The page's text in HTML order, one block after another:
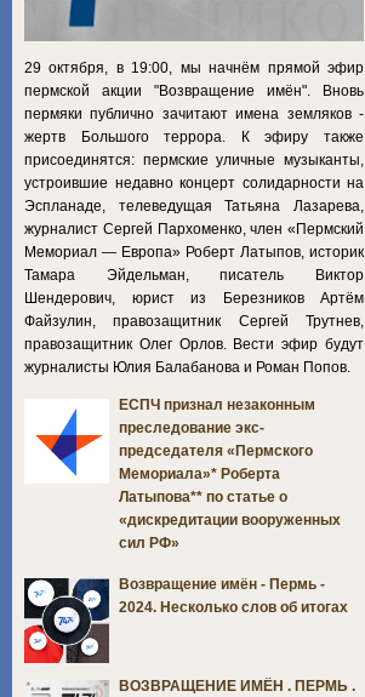
29 октября, в 19:00, мы начнём прямой эфир
пермской акции "Возвращение имён". Вновь
пермяки публично зачитают имена земляков -
жертв Большого террора. К эфиру также
присоединятся: пермские уличные музыканты,
устроившие недавно концерт солидарности на
Эспланаде, телеведущая Татьяна Лазарева,
журналист Сергей Пархоменко, член «Пермский
Мемориал — Европа» Роберт Латыпов, историк
Тамара Эйдельман, писатель Виктор
Шендерович, юрист из Березников Артём
Файзулин, правозащитник Сергей Трутнев,
правозащитник Олег Орлов. Вести эфир будут
журналисты Юлия Балабанова и Роман Попов.
ЕСПЧ признал незаконным
преследование экс-
председателя «Пермского
Мемориала»* Роберта
Латыпова** по статье о
«дискредитации вооруженных
сил РФ»
Возвращение имён - Пермь -
2024. Несколько слов об итогах
ВОЗВРАЩЕНИЕ ИМЁН . ПЕРМЬ .